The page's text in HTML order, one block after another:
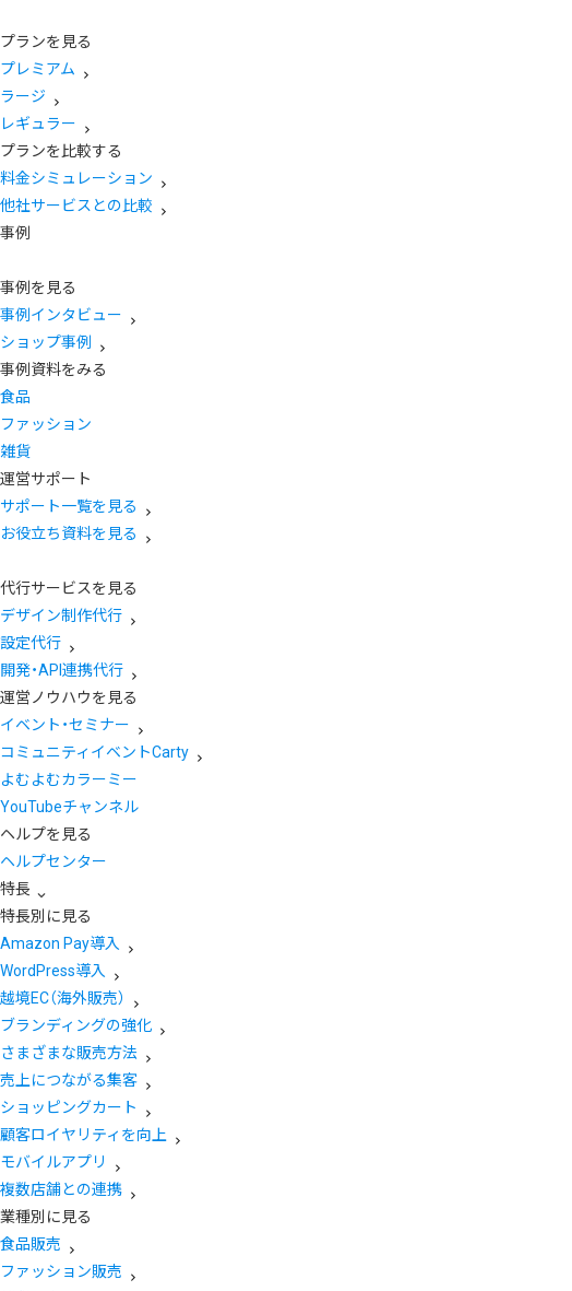
プランを見る
プレミアム
ラージ
レギュラー
プランを比較する
料金シミュレーション
他社サービスとの比較
事例
事例を見る
事例インタビュー
ショップ事例
事例資料をみる
食品
ファッション
雑貨
運営サポート
サポート一覧を見る
お役立ち資料を見る
代行サービスを見る
デザイン制作代行
設定代行
開発・API連携代行
運営ノウハウを見る
イベント・セミナー
コミュニティイベントCarty
よむよむカラーミー
YouTubeチャンネル
ヘルプを見る
ヘルプセンター
特長
特長別に見る
Amazon Pay導入
WordPress導入
越境EC（海外販売）
ブランディングの強化
さまざまな販売方法
売上につながる集客
ショッピングカート
顧客ロイヤリティを向上
モバイルアプリ
複数店舗との連携
業種別に見る
食品販売
ファッション販売